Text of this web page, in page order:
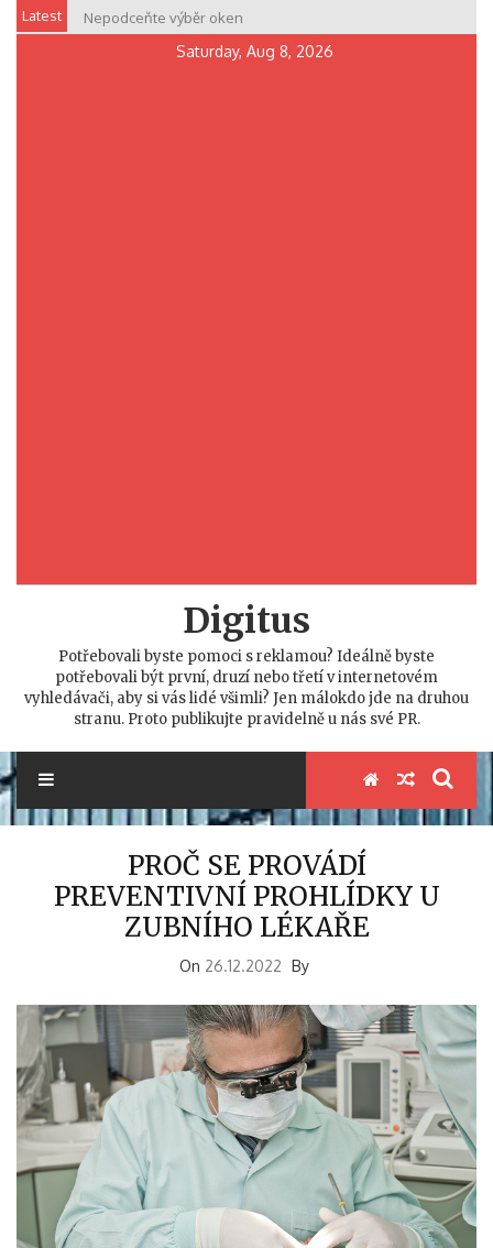
SkipLatest Nepodceňte výběr oken
Saturday, Aug 8, 2026
Digitus
Potřebovali byste pomoci s reklamou? Ideálně byste
potřebovali být první, druzí nebo třetí v internetovém
vyhledávači, aby si vás lidé všimli? Jen málokdo jde na druhou
stranu. Proto publikujte pravidelně u nás své PR.
PROČ SE PROVÁDÍ
PREVENTIVNÍ PROHLÍDKY U
ZUBNÍHO LÉKAŘE
On 26.12.2022 By